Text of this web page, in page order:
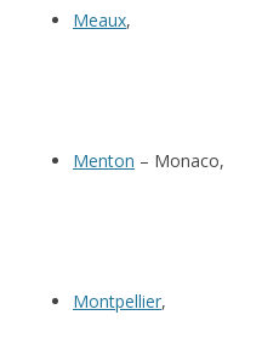
Meaux,
Menton – Monaco,
Montpellier,